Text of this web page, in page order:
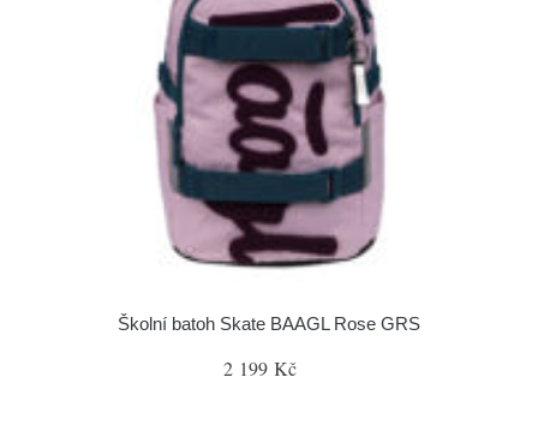
Školní batoh Skate BAAGL Rose GRS
2 199 Kč